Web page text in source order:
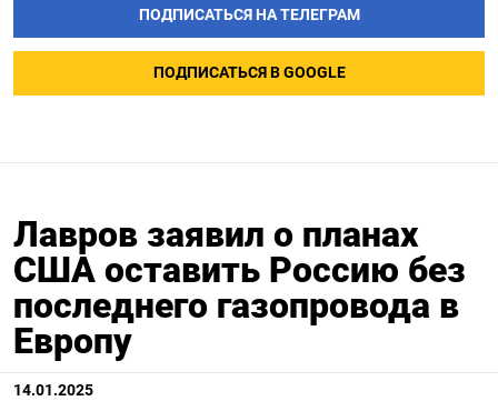
ПОДПИСАТЬСЯ НА ТЕЛЕГРАМ
ПОДПИСАТЬСЯ В GOOGLE
Лавров заявил о планах
США оставить Россию без
последнего газопровода в
Европу
14.01.2025